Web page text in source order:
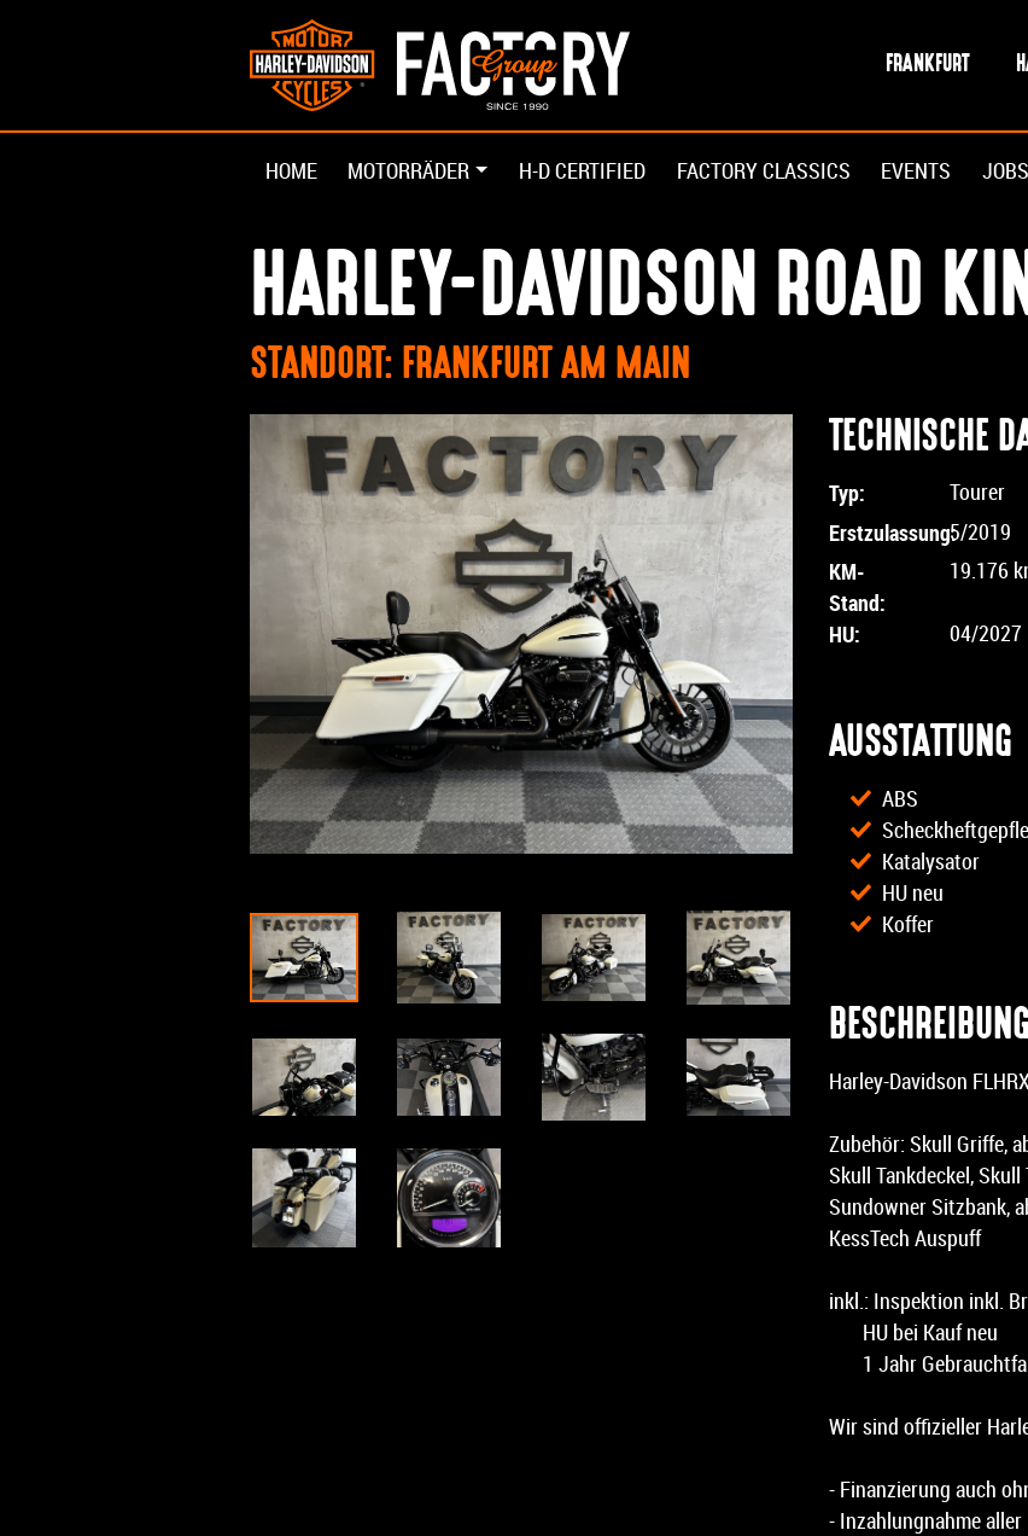
FRANKFURT
HOME MOTORRÄDER H-D CERTIFIED FACTORY CLASSICS EVENTS JOBS
HARLEY-DAVIDSON ROAD
STANDORT: FRANKFURT AM MAIN
TECHNISCHE
Typ: Tourer
Erstzulassung:5/2019
KM-
Stand:
19.176
HU: 04/2027
AUSSTATTUNG
ABS
Katalysator
HU neu
Koffer
BESCHREIBUNG
Harley-Davidson
Zubehör: Skull Griffe,
Skull Tankdeckel,
Sundowner Sitzbank,
KessTech
inkl.: Inspektion inkl.
HU bei Kauf neu
1 Jahr
Wir sind offizieller
- Finanzierung auch
- Inzahlungnahme aller